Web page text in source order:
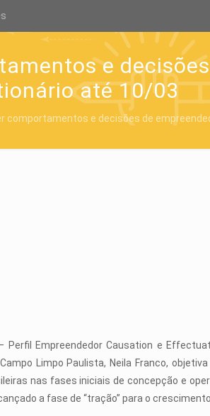
e
até 10/03
comportamentos e decisões de
Perfil Empreendedor Causation e
Limpo Paulista, Neila Franco,
nas fases iniciais de concepção e
a fase de “tração” para o